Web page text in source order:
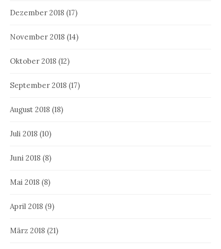
Dezember 2018 (17)
November 2018 (14)
Oktober 2018 (12)
September 2018 (17)
August 2018 (18)
Juli 2018 (10)
Juni 2018 (8)
Mai 2018 (8)
April 2018 (9)
März 2018 (21)